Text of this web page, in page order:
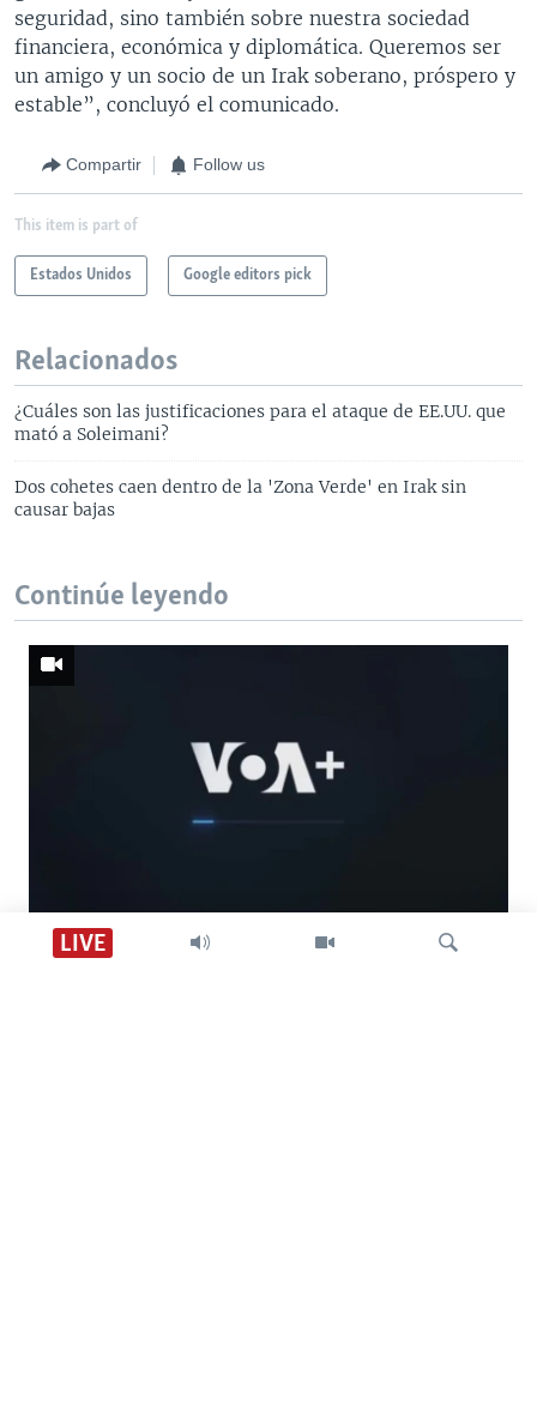
LIVE
seguridad, sino también sobre nuestra sociedad
financiera, económica y diplomática. Queremos ser
un amigo y un socio de un Irak soberano, próspero y
estable”, concluyó el comunicado.
Compartir Follow us
This item is part of
Estados Unidos Google editors pick
Relacionados
¿Cuáles son las justificaciones para el ataque de EE.UU. que
mató a Soleimani?
Dos cohetes caen dentro de la 'Zona Verde' en Irak sin
causar bajas
Continúe leyendo
Descarga VOA +